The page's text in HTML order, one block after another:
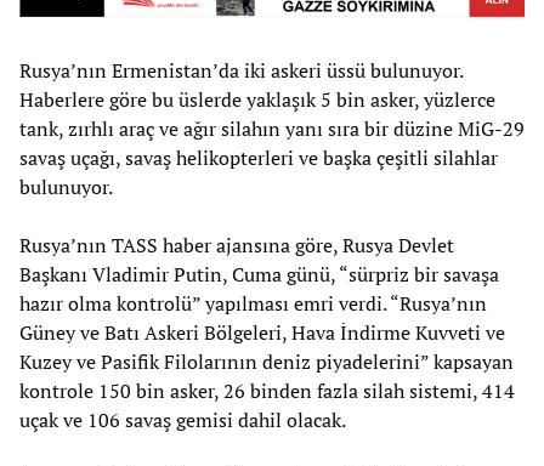
Rusya’nın Ermenistan’da iki askeri üssü bulunuyor.
Haberlere göre bu üslerde yaklaşık 5 bin asker, yüzlerce
tank, zırhlı araç ve ağır silahın yanı sıra bir düzine MiG-29
savaş uçağı, savaş helikopterleri ve başka çeşitli silahlar
bulunuyor.
Rusya’nın TASS haber ajansına göre, Rusya Devlet
Başkanı Vladimir Putin, Cuma günü, “sürpriz bir savaşa
hazır olma kontrolü” yapılması emri verdi. “Rusya’nın
Güney ve Batı Askeri Bölgeleri, Hava İndirme Kuvveti ve
Kuzey ve Pasifik Filolarının deniz piyadelerini” kapsayan
kontrole 150 bin asker, 26 binden fazla silah sistemi, 414
uçak ve 106 savaş gemisi dahil olacak.